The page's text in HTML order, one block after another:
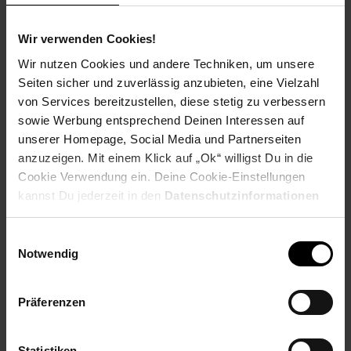
Wir verwenden Cookies!
Wir nutzen Cookies und andere Techniken, um unsere
Seiten sicher und zuverlässig anzubieten, eine Vielzahl
von Services bereitzustellen, diese stetig zu verbessern
sowie Werbung entsprechend Deinen Interessen auf
unserer Homepage, Social Media und Partnerseiten
anzuzeigen. Mit einem Klick auf „Ok“ willigst Du in die
Cookie Verwendung ein. Deine Cookie-Einstellungen
kannst Du jederzeit in den Datenschutzinformationen
ändern bzw. widerrufen.
Notwendig
Präferenzen
Ausbildungsdauer: 2 Jahre
Bewerbungen ab: Einem Jahr vor
Ausbildungsbeginn
Schulabschluss: Hauptschulabschluss
Bewerben per Formular